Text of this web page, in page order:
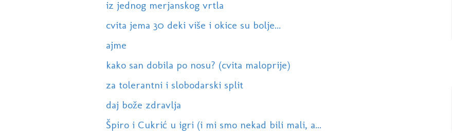
iz jednog merjanskog vrtla
cvita jema 30 deki više i okice su bolje...
ajme
kako san dobila po nosu? (cvita maloprije)
za tolerantni i slobodarski split
daj bože zdravlja
Špiro i Cukrić u igri (i mi smo nekad bili mali, a...